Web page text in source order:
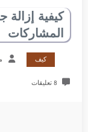
كيفية
المشاركات
كيف
8 تعليقات